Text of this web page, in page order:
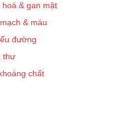
& gan mật
& máu
đường
thư
chất